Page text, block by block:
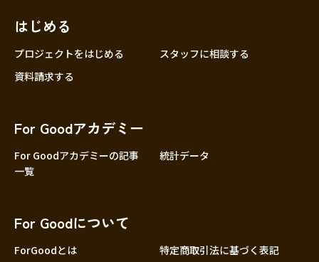
はじめる
プロジェクトをはじめる
スタッフに相談する
資料請求する
For Goodアカデミー
For Goodアカデミーの記事
一覧
統計データ
For Goodについて
ForGoodとは
特定商取引法に基づく表記